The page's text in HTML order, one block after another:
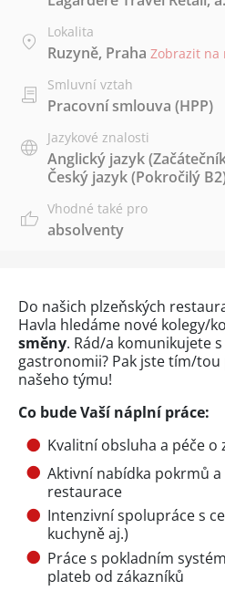
Lokalita
Ruzyně, Praha Zobrazit na
Smluvní vztah
Pracovní smlouva (HPP)
Jazykové znalosti
Anglický jazyk
Český jazyk(Pokročilý
Vhodné také pro
absolventy
Do našich plzeňských
Havla hledáme nové kolegy/
směny. Rád/a komunikujete
gastronomii? Pak jste tím/
našeho týmu!
Co bude Vaší náplní práce:
Kvalitní obsluha a péče o
Aktivní nabídka pokrmů
restaurace
Intenzivní spolupráce s
kuchyně aj.)
Práce s pokladním
plateb od zákazníků